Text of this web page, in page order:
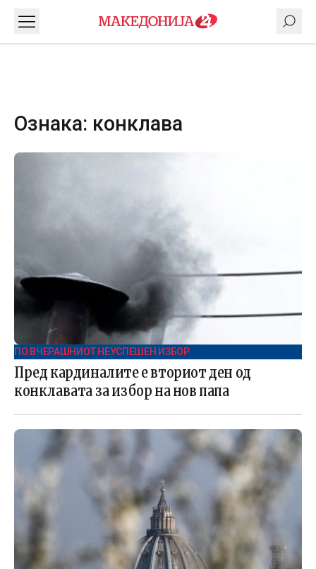
Ознака: конклава
ПО ВЧЕРАШНИОТ НЕУСПЕШЕН ИЗБОР
Пред кардиналите е вториот ден од
конклавата за избор на нов папа